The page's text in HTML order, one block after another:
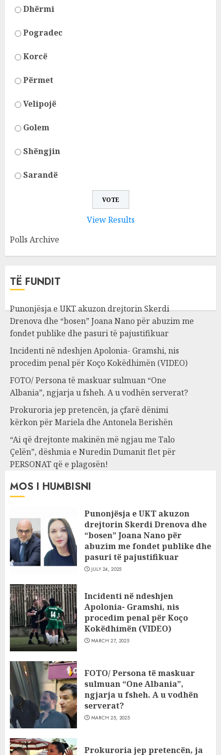
Dhërmi
Pogradec
Korcë
Përmet
Velipojë
Golem
Shëngjin
Sarandë
View Results
Polls Archive
TË FUNDIT
Punonjësja e UKT akuzon drejtorin Skerdi
Drenova dhe “bosen” Joana Nano për abuzim me
fondet publike dhe pasuri të pajustifikuar
Incidenti në ndeshjen Apolonia- Gramshi, nis
procedim penal për Koço Kokëdhimën (VIDEO)
FOTO/ Persona të maskuar sulmuan “One
Albania”, ngjarja u fsheh. A u vodhën serverat?
Prokuroria jep pretencën, ja çfarë dënimi
kërkon për Mariela dhe Antonela Berishën
“Ai që drejtonte makinën më ngjau me Talo
Çelën”, dëshmia e Nuredin Dumanit flet për
PERSONAT që e plagosën!
MOS I HUMBISNI
Punonjësja e UKT akuzon
drejtorin Skerdi Drenova dhe
“bosen” Joana Nano për
abuzim me fondet publike dhe
pasuri të pajustifikuar
JULY 24, 2025
Incidenti në ndeshjen
Apolonia- Gramshi, nis
procedim penal për Koço
Kokëdhimën (VIDEO)
MARCH 27, 2025
FOTO/ Persona të maskuar
sulmuan “One Albania”,
ngjarja u fsheh. A u vodhën
serverat?
MARCH 25, 2025
Prokuroria jep pretencën, ja